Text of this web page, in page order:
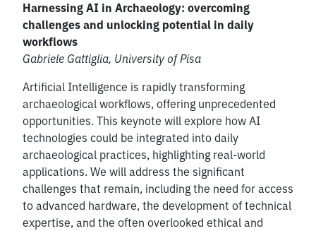
Harnessing AI in Archaeology: overcoming
challenges and unlocking potential in daily
workflows
Gabriele Gattiglia, University of Pisa
Artificial Intelligence is rapidly transforming
archaeological workflows, offering unprecedented
opportunities. This keynote will explore how AI
technologies could be integrated into daily
archaeological practices, highlighting real-world
applications. We will address the significant
challenges that remain, including the need for access
to advanced hardware, the development of technical
expertise, and the often overlooked ethical and